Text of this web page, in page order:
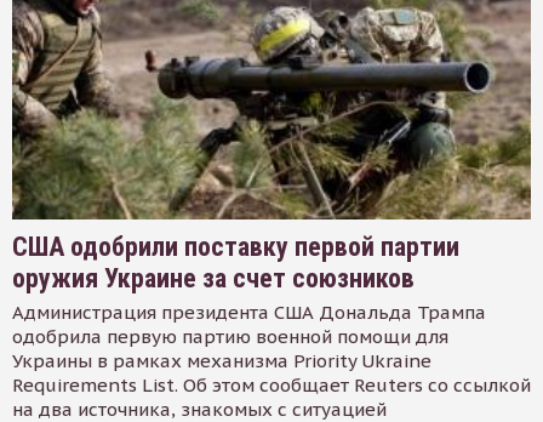
США одобрили поставку первой партии
оружия Украине за счет союзников
Администрация президента США Дональда Трампа
одобрила первую партию военной помощи для
Украины в рамках механизма Priority Ukraine
Requirements List. Об этом сообщает Reuters со ссылкой
на два источника, знакомых с ситуацией